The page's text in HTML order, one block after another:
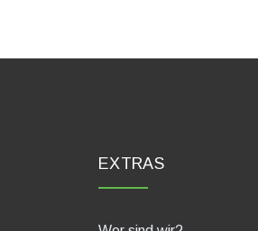
EXTRAS